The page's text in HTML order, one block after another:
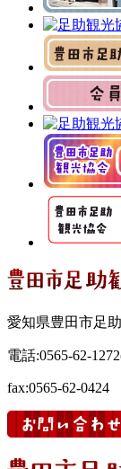
愛知県豊田市足
電話:0565-62-
fax:0565-62-0424